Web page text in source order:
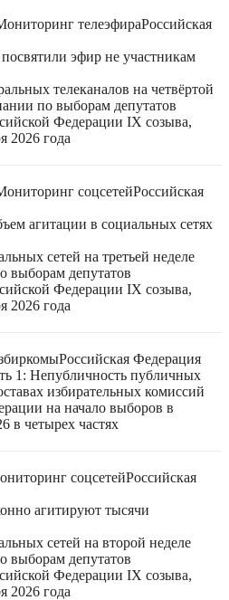
телеэфираРоссийская
эфир не участникам
телеканалов на четвёртой
по выборам депутатов
Федерации IX созыва,
2026 года
соцсетейРоссийская
агитации в социальных сетях
сетей на третьей неделе
выборам депутатов
Федерации IX созыва,
2026 года
Российская Федерация
1: Непубличность публичных
избирательных комиссий
на начало выборов в
в четырех частях
соцсетейРоссийская
агитируют тысячи
сетей на второй неделе
выборам депутатов
Федерации IX созыва,
2026 года